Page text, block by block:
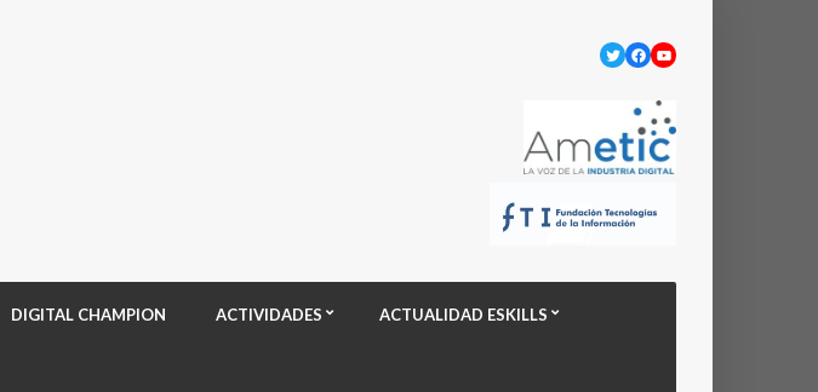
Twitter
Facebook
YouTube
DIGITAL CHAMPION ACTIVIDADES ACTUALIDAD ESKILLS